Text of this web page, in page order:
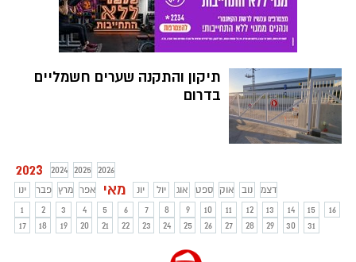
לשיפור חווית הפיצה שלכם. במאמר זה,
נחקור את העולם המפתה של רוטב שמנת
כמהין, מקורותיו, כיצד הוא עשוי וכיצד הוא
חדשים. התכוננו לעורר את בלוטות הטעם
שלכם ולצאת להרפתקה קולינרית!
תיקון והתקנה שערים חשמליים
בדרום
2023 2024 2025
2026
ינו
פבר מרץ אפר מאי יונ יול אוג ספט אוק נוב
דצמ
1
2 3 4 5 6 7 8 9 10 11 12 13 14 15
16
17
18 19 20 21 22 23 24 25 26 27 28 29 30 31